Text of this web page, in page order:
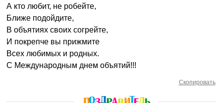
А кто любит, не робейте,
Ближе подойдите,
В объятиях своих согрейте,
И покрепче вы прижмите
Всех любимых и родных.
С Международным днем объятий!!!
Скопировать